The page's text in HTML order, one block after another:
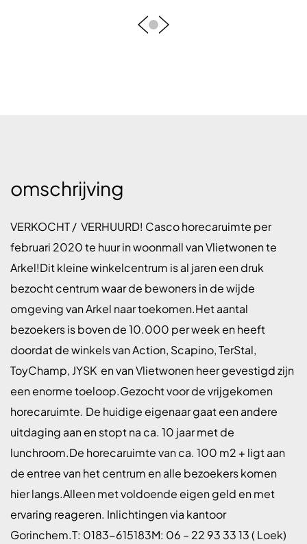
omschrijving
VERKOCHT / VERHUURD! Casco horecaruimte per
februari 2020 te huur in woonmall van Vlietwonen te
Arkel!Dit kleine winkelcentrum is al jaren een druk
bezocht centrum waar de bewoners in de wijde
omgeving van Arkel naar toekomen.Het aantal
bezoekers is boven de 10.000 per week en heeft
doordat de winkels van Action, Scapino, TerStal,
ToyChamp, JYSK en van Vlietwonen heer gevestigd zijn
een enorme toeloop.Gezocht voor de vrijgekomen
horecaruimte. De huidige eigenaar gaat een andere
uitdaging aan en stopt na ca. 10 jaar met de
lunchroom.De horecaruimte van ca. 100 m2 + ligt aan
de entree van het centrum en alle bezoekers komen
hier langs.Alleen met voldoende eigen geld en met
ervaring reageren. Inlichtingen via kantoor
Gorinchem.T: 0183-615183M: 06 – 22 93 33 13 ( Loek)